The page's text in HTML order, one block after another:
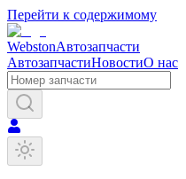
Перейти к содержимому
WebstonАвтозапчасти
АвтозапчастиНовостиО нас